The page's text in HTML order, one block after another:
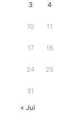
3 4
10 11
17 18
24 25
31
« Jul